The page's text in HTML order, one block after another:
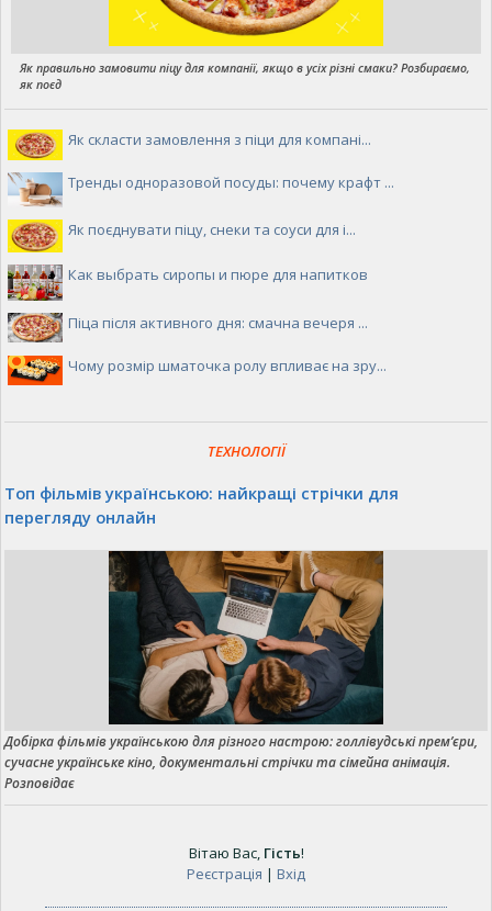
Як правильно замовити піцу для компанії, якщо в усіх різні смаки? Розбираємо,
як поєд
Як скласти замовлення з піци для компані...
Тренды одноразовой посуды: почему крафт ...
Як поєднувати піцу, снеки та соуси для і...
Как выбрать сиропы и пюре для напитков
Піца після активного дня: смачна вечеря ...
Чому розмір шматочка ролу впливає на зру...
ТЕХНОЛОГІЇ
Топ фільмів українською: найкращі стрічки для
перегляду онлайн
Добірка фільмів українською для різного настрою: голлівудські прем’єри,
сучасне українське кіно, документальні стрічки та сімейна анімація.
Розповідає
Вітаю Вас, Гість!
Реєстрація | Вхід